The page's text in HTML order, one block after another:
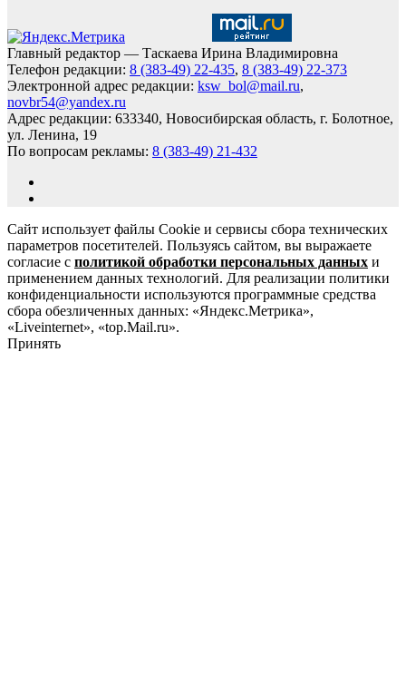
Главный редактор — Таскаева Ирина Владимировна
Телефон редакции: 8 (383-49) 22-435, 8 (383-49) 22-373
Электронной адрес редакции: ksw_bol@mail.ru,
novbr54@yandex.ru
Адрес редакции: 633340, Новосибирская область, г. Болотное,
ул. Ленина, 19
По вопросам рекламы: 8 (383-49) 21-432
Сайт использует файлы Cookie и сервисы сбора технических
параметров посетителей. Пользуясь сайтом, вы выражаете
согласие с политикой обработки персональных данных и
применением данных технологий. Для реализации политики
конфиденциальности используются программные средства
сбора обезличенных данных: «Яндекс.Метрика»,
«Liveinternet», «top.Mail.ru».
Принять